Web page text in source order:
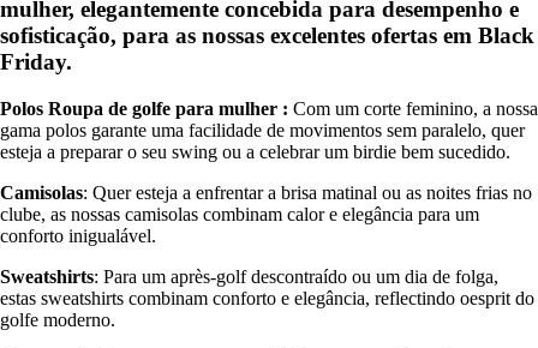
mulher, elegantemente concebida para desempenho e
sofisticação, para as nossas excelentes ofertas em Black
Friday.
Polos Roupa de golfe para mulher : Com um corte feminino, a nossa
gama polos garante uma facilidade de movimentos sem paralelo, quer
esteja a preparar o seu swing ou a celebrar um birdie bem sucedido.
Camisolas: Quer esteja a enfrentar a brisa matinal ou as noites frias no
clube, as nossas camisolas combinam calor e elegância para um
conforto inigualável.
Sweatshirts: Para um après-golf descontraído ou um dia de folga,
estas sweatshirts combinam conforto e elegância, reflectindo oesprit do
golfe moderno.